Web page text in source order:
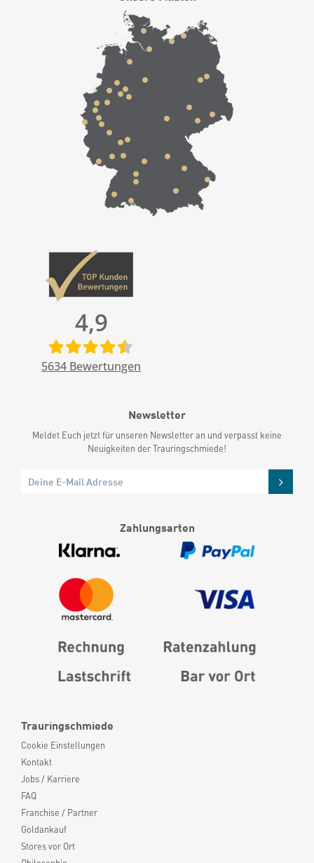
Trauringschmiede
Cookie Einstellungen
Kontakt
Jobs / Karriere
FAQ
Franchise / Partner
Goldankauf
Stores vor Ort
4,9
5634 Bewertungen
Newsletter
Meldet Euch jetzt für unseren Newsletter an und verpasst keine
Neuigkeiten der Trauringschmiede!
Zahlungsarten